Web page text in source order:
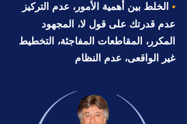
الخلط بين أهمية الأمور، عدم التركيز
•
عدم قدرتك على قول لا، المجهود
المكرر، المقاطعات المفاجئة، التخطيط
غير الواقعى، عدم النظام